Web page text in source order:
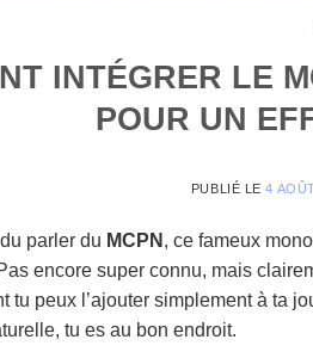
INTÉGRER LE
POUR UN
PUBLIÉ LE4
parler du MCPN , ce fameux
encore super connu, mais
tu peux l’ajouter simplement à ta
tu es au bon endroit.